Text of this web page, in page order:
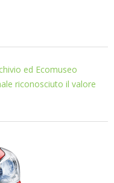
ed Ecomuseo
riconosciuto il valore